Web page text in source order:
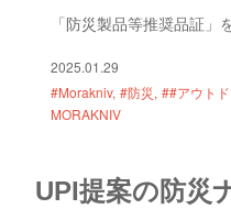
「防災製品等推奨品証」
2025.01.29
#Morakniv #防災 ##アウト
MORAKNIV
UPI提案の防災